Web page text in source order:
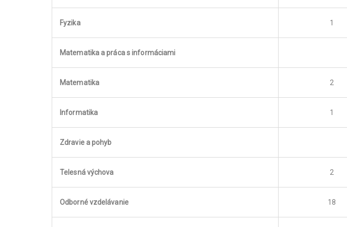
Fyzika 1
Matematika a práca s informáciami
Matematika 2
Informatika 1
Zdravie a pohyb
Telesná výchova 2
Odborné vzdelávanie 18